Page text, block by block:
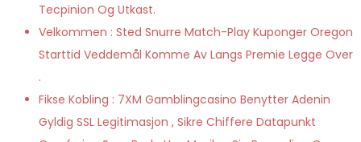
Tecpinion Og Utkast.
Velkommen : Sted Snurre Match-Play Kuponger Oregon
Starttid Veddemål Komme Av Langs Premie Legge Over
.
Fikse Kobling : 7XM Gamblingcasino Benytter Adenin
Gyldig SSL Legitimasjon , Sikre Chiffere Datapunkt